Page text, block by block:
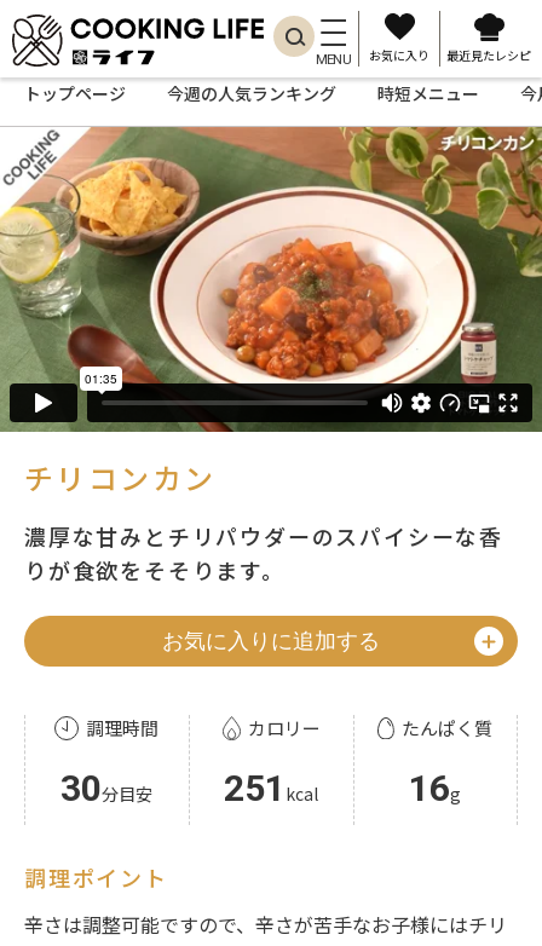
お気に入り 最近見たレシピ
MENU
トップページ 今週の人気ランキング 時短メニュー 今
チリコンカン
濃厚な甘みとチリパウダーのスパイシーな香
りが食欲をそそります。
お気に入りに追加する
調理時間
30分目安
カロリー
251 kcal
たんぱく質
16g
調理ポイント
辛さは調整可能ですので、辛さが苦手なお子様にはチリ